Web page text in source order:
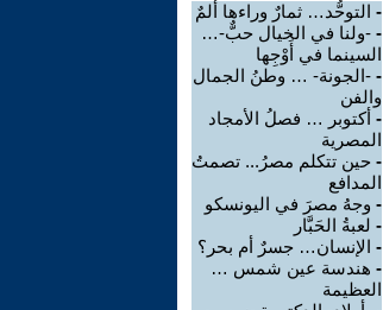
- التوحُّد… ثمارٌ وراءها ألمٌ
- -ولنا في الخيال حبٌّ-…
السينما في أَوْجِها
- -الجونة- … وطنُ الجمال
والفن
- أكتوبر … فصلُ الأمجاد
المصرية
- حين تتكلم مصرُ... تصمتُ
المدافع
- وجهُ مصرَ في اليونسكو
- لعبةُ الحَبَّار
- الإنسان… جسرٌ أم بحر؟
- هندسة عين شمس …
العظيمة